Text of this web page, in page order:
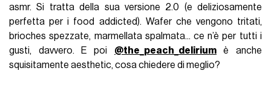
asmr. Si tratta della sua versione 2.0 (e deliziosamente
perfetta per i food addicted). Wafer che vengono tritati,
brioches spezzate, marmellata spalmata... ce n’è per tutti i
gusti, davvero. E poi @the_peach_delirium è anche
squisitamente aesthetic, cosa chiedere di meglio?